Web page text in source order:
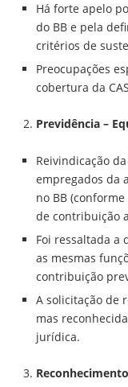
Há forte apelo
do BB e pela
critérios de
Preocupações
cobertura da
Previdência –
Reivindicação
empregados da
no BB
de contribuição
Foi ressaltada a
as mesmas
contribuição
A solicitação de
mas
jurídica.